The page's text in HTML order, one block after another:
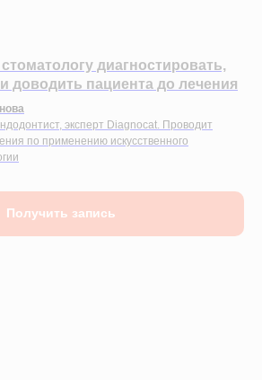
диагностировать,
доводить пациента до лечения
эксперт Diagnocat. Проводит
по применению искусственного
Получить запись